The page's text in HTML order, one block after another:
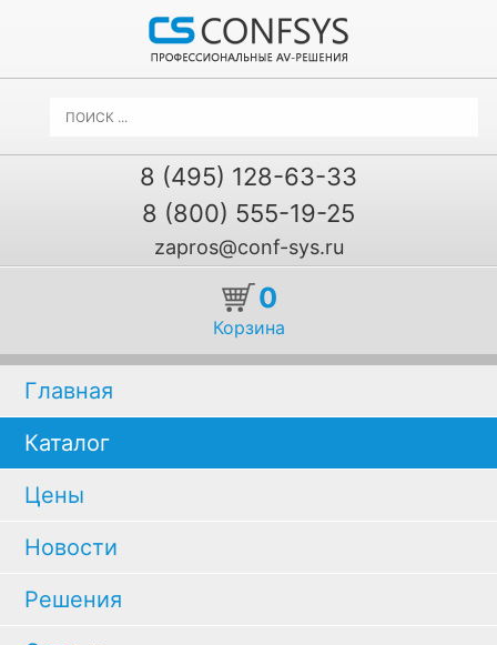
8 (495) 128-63-33
8 (800) 555-19-25
zapros@conf-sys.ru
0
Корзина
Главная
Каталог
Цены
Новости
Решения